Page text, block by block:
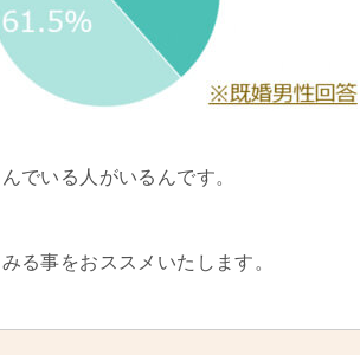
でいる人がいるんです。
る事をおススメいたします。